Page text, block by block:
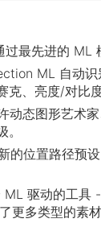
最先进的 ML
ML 自动识
克、亮度/对比度
动态图形艺术
的位置路径预
驱动的工具
更多类型的素材